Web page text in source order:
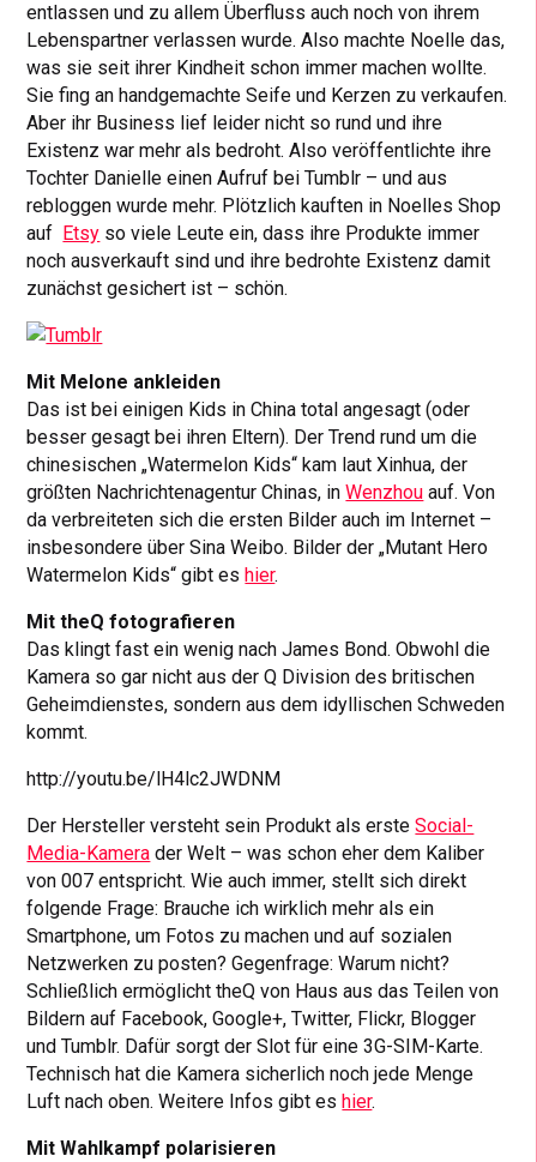
entlassen und zu allem Überfluss auch noch von ihrem
Lebenspartner verlassen wurde. Also machte Noelle das,
was sie seit ihrer Kindheit schon immer machen wollte.
Sie fing an handgemachte Seife und Kerzen zu verkaufen.
Aber ihr Business lief leider nicht so rund und ihre
Existenz war mehr als bedroht. Also veröffentlichte ihre
Tochter Danielle einen Aufruf bei Tumblr – und aus
rebloggen wurde mehr. Plötzlich kauften in Noelles Shop
auf
Etsy so viele Leute ein, dass ihre Produkte immer
noch ausverkauft sind und ihre bedrohte Existenz damit
zunächst gesichert ist – schön.
Mit Melone ankleiden
Das ist bei einigen Kids in China total angesagt (oder
besser gesagt bei ihren Eltern). Der Trend rund um die
chinesischen „Watermelon Kids“ kam laut Xinhua, der
größten Nachrichtenagentur Chinas, inWenzhou auf. Von
da verbreiteten sich die ersten Bilder auch im Internet –
insbesondere über Sina Weibo. Bilder der „Mutant Hero
Watermelon Kids“ gibt es hier.
Mit theQ fotografieren
Das klingt fast ein wenig nach James Bond. Obwohl die
Kamera so gar nicht aus der Q Division des britischen
Geheimdienstes, sondern aus dem idyllischen Schweden
kommt.
http://youtu.be/lH4lc2JWDNM
Der Hersteller versteht sein Produkt als ersteSocial-
Media-Kamera der Welt – was schon eher dem Kaliber
von 007 entspricht. Wie auch immer, stellt sich direkt
folgende Frage: Brauche ich wirklich mehr als ein
Smartphone, um Fotos zu machen und auf sozialen
Netzwerken zu posten? Gegenfrage: Warum nicht?
Schließlich ermöglicht theQ von Haus aus das Teilen von
Bildern auf Facebook, Google+, Twitter, Flickr, Blogger
und Tumblr. Dafür sorgt der Slot für eine 3G-SIM-Karte.
Technisch hat die Kamera sicherlich noch jede Menge
Luft nach oben. Weitere Infos gibt es hier.
Mit Wahlkampf polarisieren